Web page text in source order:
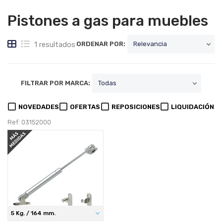
Pistones a gas para muebles
1 resultados ORDENAR POR:
FILTRAR POR MARCA:
NOVEDADES OFERTAS REPOSICIONES LIQUIDACIÓN
Ref: 03152000
5 Kg. / 164 mm.